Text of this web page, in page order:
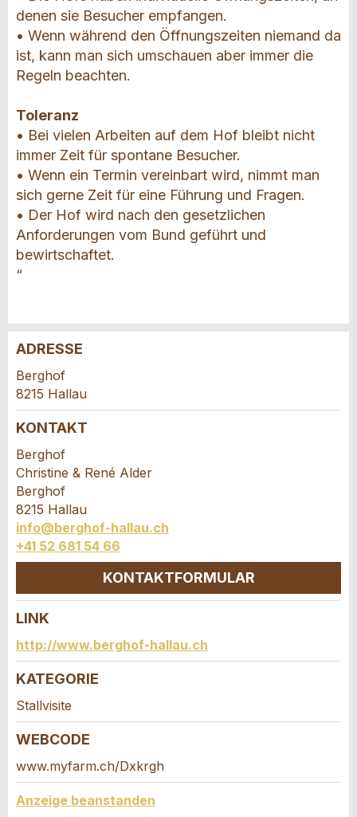
denen sie Besucher empfangen.
• Wenn während den Öffnungszeiten niemand da
ist, kann man sich umschauen aber immer die
Regeln beachten.
Toleranz
• Bei vielen Arbeiten auf dem Hof bleibt nicht
immer Zeit für spontane Besucher.
• Wenn ein Termin vereinbart wird, nimmt man
sich gerne Zeit für eine Führung und Fragen.
• Der Hof wird nach den gesetzlichen
Anforderungen vom Bund geführt und
bewirtschaftet.
“
Anzeige beanstanden
Ihr Feedback wird sehr geschätzt!
Allgemeines Feedback
Anzeige nicht mehr gültig
Anzeige unvollständig
Nachricht
* Eingabe erforderlich
Anzeige weiterempfehlen
Empfehlen Sie diese Anzeige an Freunde weiter.
Schliessen
ADRESSE
Berghof
8215 Hallau
KONTAKT
Berghof
Christine & René Alder
Berghof
8215 Hallau
info@berghof-hallau.ch
+41 52 681 54 66
KONTAKTFORMULAR
Kontakt
Verfassen Sie eine Nachricht für die
Kontaktpersonen dieser Anzeige.
LINK
http://www.berghof-hallau.ch
KATEGORIE
Stallvisite
WEBCODE
www.myfarm.ch/Dxkrgh
Anzeige beanstanden